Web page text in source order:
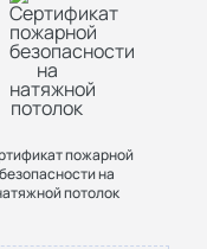
пожарной
безопасности на
потолок